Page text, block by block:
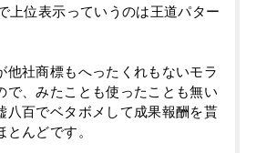
上位表示っていうのは王道パター
他社商標もへったくれもないモラ
で、みたことも使ったことも無い
八百でベタボメして成果報酬を貰
とんどです。